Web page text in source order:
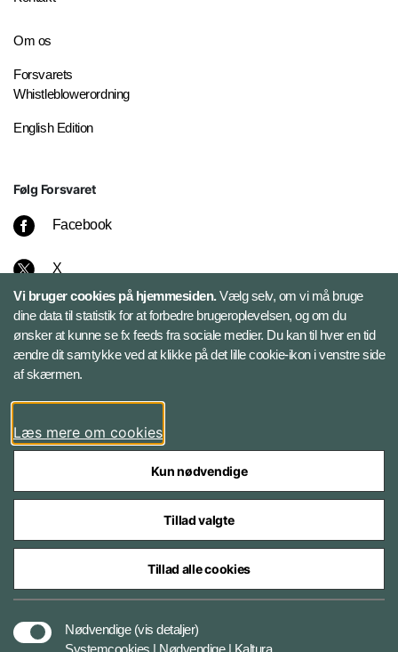
Om os
Forsvarets
Whistleblowerordning
English Edition
Følg Forsvaret
Facebook
X
Instagram
Bluesky
LinkedIn
Styrelser og myndigheder under Forsvarsministeriet
Vi bruger cookies på hjemmesiden.Vælg selv, om vi må bruge
dine data til statistik for at forbedre brugeroplevelsen, og om du
ønsker at kunne se fx feeds fra sociale medier. Du kan til hver en tid
ændre dit samtykke ved at klikke på det lille cookie-ikon i venstre side
af skærmen.
Læs mere om cookies
Kun nødvendige
Tillad valgte
Tillad alle cookies
Nødvendige (vis detaljer)
Systemcookies | Nødvendige | Kaltura